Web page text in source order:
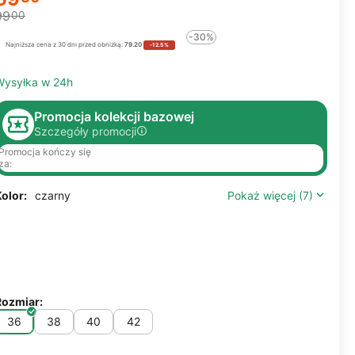
00
Najniższa cena z 30 dni przed obniżką: 79.20 -12.5%
-30%
w 24h
Promocja kolekcji bazowej
Szczegóły promocji
kończy się
czarny Pokaż więcej (7)
36
38 40 42